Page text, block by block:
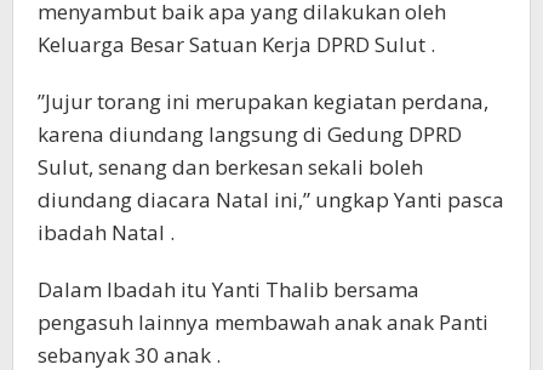
menyambut baik apa yang dilakukan oleh
Keluarga Besar Satuan Kerja DPRD Sulut .
”Jujur torang ini merupakan kegiatan perdana,
karena diundang langsung di Gedung DPRD
Sulut, senang dan berkesan sekali boleh
diundang diacara Natal ini,” ungkap Yanti pasca
ibadah Natal .
Dalam Ibadah itu Yanti Thalib bersama
pengasuh lainnya membawah anak anak Panti
sebanyak 30 anak .